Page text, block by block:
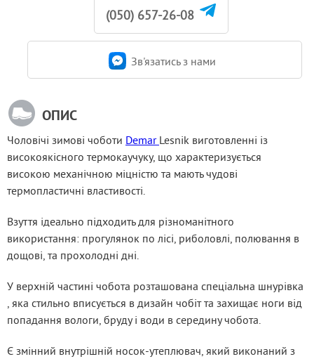
(050) 657-26-08
Зв'язатись з нами
ОПИС
Чоловічі зимові чоботи Demar Lesnik виготовленні із
високоякісного термокаучуку, що характеризується
високою механічною міцністю та мають чудові
термопластичні властивості.
Взуття ідеально підходить для різноманітного
використання: прогулянок по лісі, риболовлі, полювання в
дощові, та прохолодні дні.
У верхній частині чобота розташована спеціальна шнурівка
, яка стильно вписується в дизайн чобіт та захищає ноги від
попадання вологи, бруду і води в середину чобота.
Є змінний внутрішній носок-утеплювач, який виконаний з